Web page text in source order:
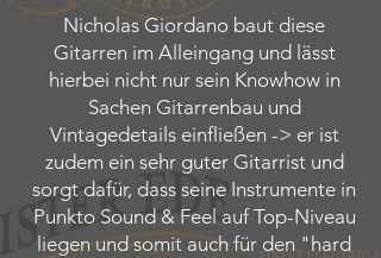
Nicholas Giordano baut diese
Gitarren im Alleingang und lässt
hierbei nicht nur sein Knowhow in
Sachen Gitarrenbau und
Vintagedetails einfließen -> er ist
zudem ein sehr guter Gitarrist und
sorgt dafür, dass seine Instrumente in
Punkto Sound & Feel auf Top-Niveau
liegen und somit auch für den "hard